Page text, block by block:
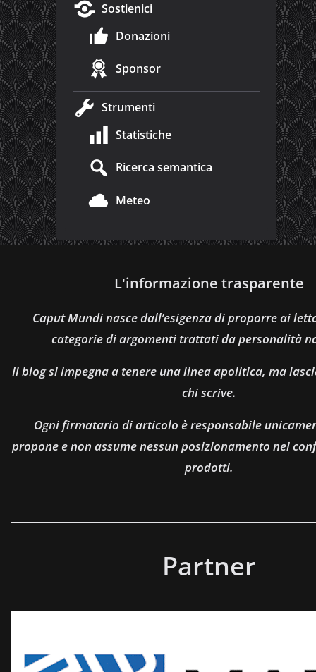
Sostienici
Donazioni
Sponsor
Strumenti
Statistiche
Ricerca semantica
Meteo
L'informazione trasparente
Caput Mundi nasce dall’esigenza di proporre ai
categorie di argomenti trattati da personalità
Il blog si impegna a tenere una linea apolitica, ma
chi scrive.
Ogni firmatario di articolo è responsabile
propone e non assume nessun posizionamento nei
prodotti.
Partner